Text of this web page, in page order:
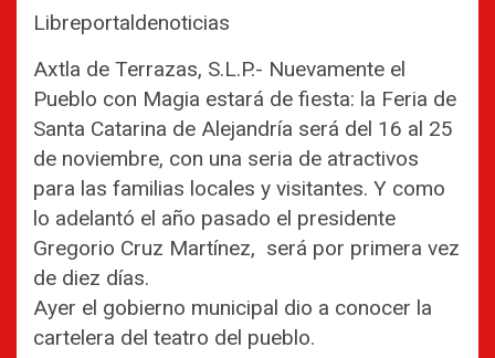
Libreportaldenoticias
Axtla de Terrazas, S.L.P.- Nuevamente el
Pueblo con Magia estará de fiesta: la Feria de
Santa Catarina de Alejandría será del 16 al 25
de noviembre, con una seria de atractivos
para las familias locales y visitantes. Y como
lo adelantó el año pasado el presidente
Gregorio Cruz Martínez, será por primera vez
de diez días.
Ayer el gobierno municipal dio a conocer la
cartelera del teatro del pueblo.